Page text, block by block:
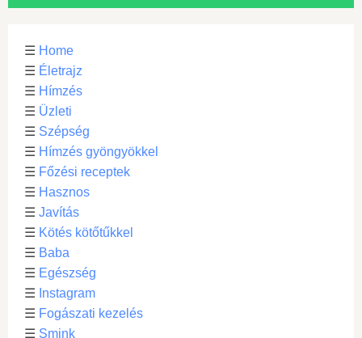
☰ Home
☰ Életrajz
☰ Hímzés
☰ Üzleti
☰ Szépség
☰ Hímzés gyöngyökkel
☰ Főzési receptek
☰ Hasznos
☰ Javítás
☰ Kötés kötőtűkkel
☰ Baba
☰ Egészség
☰ Instagram
☰ Fogászati kezelés
☰ Smink